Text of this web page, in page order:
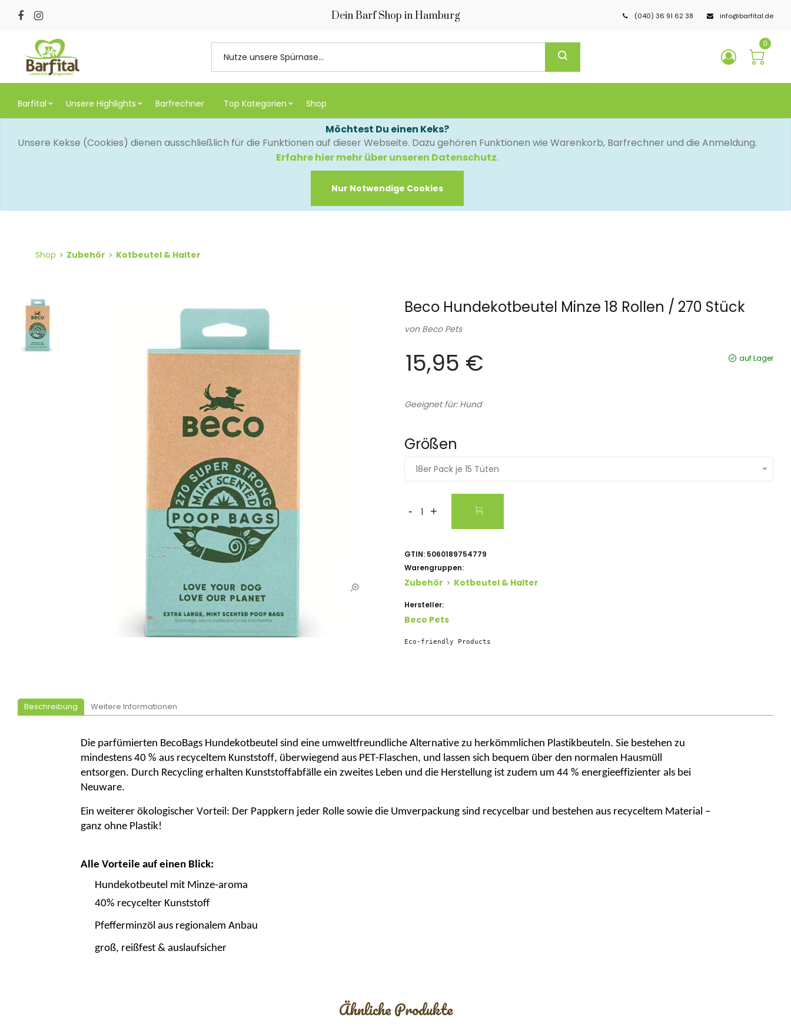
Dein Barf Shop in Hamburg (040) 36 91 62 38 info@barfital.de
0
Barfital Unsere Highlights Barfrechner Top Kategorien Shop
Möchtest Du einen Keks?
Unsere Kekse (Cookies) dienen ausschließlich für die Funktionen auf dieser Webseite. Dazu gehören Funktionen wie Warenkorb, Barfrechner und die Anmeldung.
Erfahre hier mehr über unseren Datenschutz.
Nur Notwendige Cookies
Shop Zubehör Kotbeutel & Halter
Beco Hundekotbeutel Minze 18 Rollen / 270 Stück
von Beco Pets
15,95 € auf Lager
Geeignet für: Hund
Größen
18er Pack je 15 Tüten
- +
GTIN: 5060189754779
Warengruppen:
Zubehör Kotbeutel & Halter
Hersteller:
Beco Pets
Eco-friendly Products
Beschreibung Weitere Informationen
Die parfümierten BecoBags Hundekotbeutel sind eine umweltfreundliche Alternative zu herkömmlichen Plastikbeuteln. Sie bestehen zu
mindestens 40 % aus recyceltem Kunststoff, überwiegend aus PET-Flaschen, und lassen sich bequem über den normalen Hausmüll
entsorgen. Durch Recycling erhalten Kunststoffabfälle ein zweites Leben und die Herstellung ist zudem um 44 % energieeffizienter als bei
Neuware.
Ein weiterer ökologischer Vorteil: Der Pappkern jeder Rolle sowie die Umverpackung sind recycelbar und bestehen aus recyceltem Material –
ganz ohne Plastik!
Alle Vorteile auf einen Blick:
Hundekotbeutel mit Minze-aroma
40% recycelter Kunststoff
Pfefferminzöl aus regionalem Anbau
groß, reißfest & auslaufsicher
Ähnliche Produkte